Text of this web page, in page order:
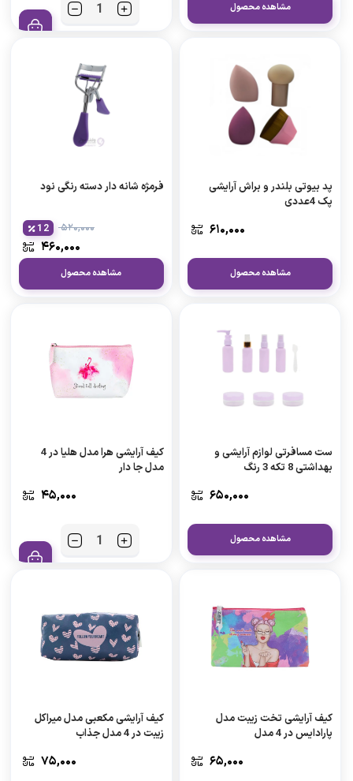
مشاهده محصول
پد بیوتی بلندر و براش آرایشی
پک 4عددی
۶۱۰,۰۰۰
مشاهده محصول
فرمژه شانه دار دسته رنگی نود
۵۲۰,۰۰۰
۴۶۰,۰۰۰
12
مشاهده محصول
ست مسافرتی لوازم آرایشی و
بهداشتی 8 تکه 3 رنگ
۶۵۰,۰۰۰
مشاهده محصول
کیف آرایشی هرا مدل هلیا در 4
مدل جا دار
۴۵,۰۰۰
کیف آرایشی تخت زیبت مدل
پارادایس در 4 مدل
۶۵,۰۰۰
کیف آرایشی مکعبی مدل میراکل
زیبت در 4 مدل جذاب
۷۵,۰۰۰